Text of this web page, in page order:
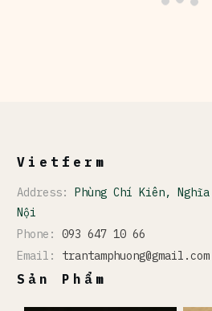
Vietferm
Address: Phùng Chí Kiên,
Nội
Phone: 093 647 10 66
Email: trantamphuong@gmail.com
Sản Phẩm